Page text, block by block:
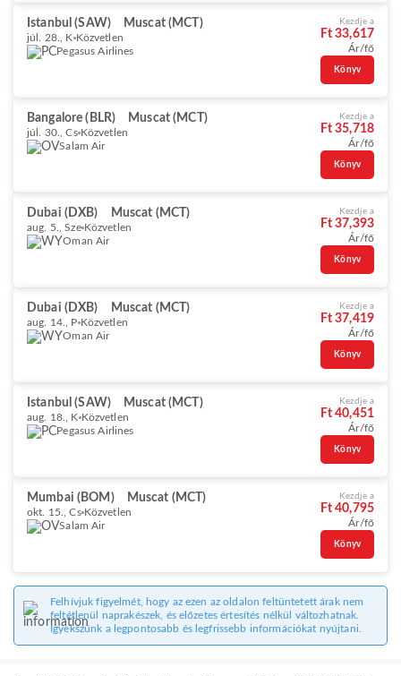
Istanbul (SAW) Muscat (MCT)
júl. 28., K Közvetlen
Pegasus Airlines
Kezdje a
Ft 33,617
Ár/fő
Könyv
Bangalore (BLR) Muscat (MCT)
júl. 30., Cs Közvetlen
Salam Air
Kezdje a
Ft 35,718
Ár/fő
Könyv
Dubai (DXB) Muscat (MCT)
aug. 5., Sze Közvetlen
Oman Air
Kezdje a
Ft 37,393
Ár/fő
Könyv
Dubai (DXB) Muscat (MCT)
aug. 14., P Közvetlen
Oman Air
Kezdje a
Ft 37,419
Ár/fő
Könyv
Istanbul (SAW) Muscat (MCT)
aug. 18., K Közvetlen
Pegasus Airlines
Kezdje a
Ft 40,451
Ár/fő
Könyv
Mumbai (BOM) Muscat (MCT)
okt. 15., Cs Közvetlen
Salam Air
Kezdje a
Ft 40,795
Ár/fő
Könyv
Felhívjuk figyelmét, hogy az ezen az oldalon feltüntetett árak nem
feltétlenül naprakészek, és előzetes értesítés nélkül változhatnak.
Igyekszünk a legpontosabb és legfrissebb információkat nyújtani.